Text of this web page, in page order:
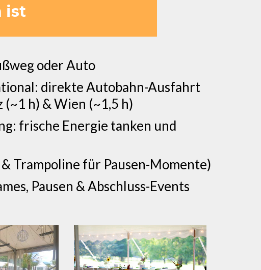
ist
oder Auto
direkte Autobahn-Ausfahrt
h) & Wien (~1,5 h)
frische Energie tanken und
Trampoline für Pausen-Momente)
Pausen & Abschluss-Events